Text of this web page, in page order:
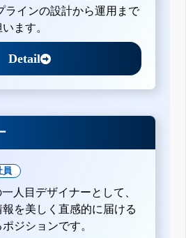
ラインの設計から運用まで
ます。
Detail
員
人目デザイナーとして、
を美しく直感的に届ける
ジションです。